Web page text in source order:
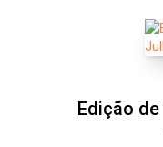
Edição